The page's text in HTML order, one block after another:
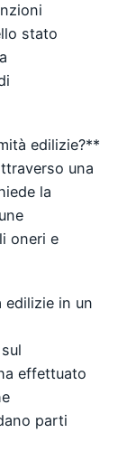
stato
edilizie?**
una
la
oneri e
edilizie in un
effettuato
parti